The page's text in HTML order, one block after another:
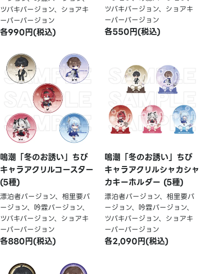
ツバキバージョン、ショアキ
ーパーバージョン
各990円(税込)
ツバキバージョン、ショアキ
ーパーバージョン
各550円(税込)
鳴潮「冬のお誘い」ちび
キャラアクリルコースター
(5種)
漂泊者バージョン、相里要バ
ージョン、吟霖バージョン、
ツバキバージョン、ショアキ
ーパーバージョン
各880円(税込)
鳴潮「冬のお誘い」ちび
キャラアクリルシャカシャ
カキーホルダー (5種)
漂泊者バージョン、相里要バ
ージョン、吟霖バージョン、
ツバキバージョン、ショアキ
ーパーバージョン
各2,090円(税込)